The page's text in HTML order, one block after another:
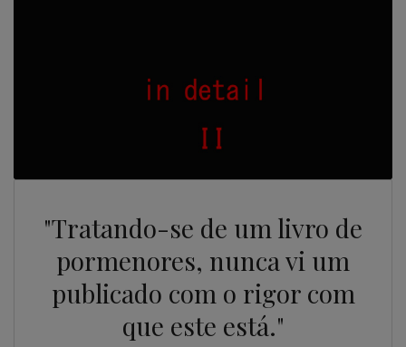
"Tratando-se de um livro de
pormenores, nunca vi um
publicado com o rigor com
que este está."